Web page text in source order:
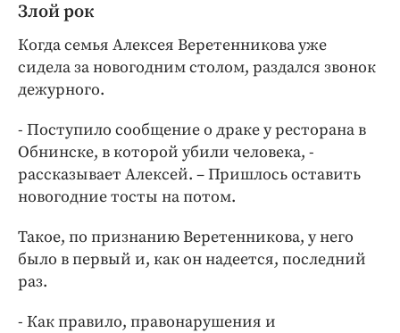
Злой рок
Когда семья Алексея Веретенникова уже
сидела за новогодним столом, раздался звонок
дежурного.
- Поступило сообщение о драке у ресторана в
Обнинске, в которой убили человека, -
рассказывает Алексей. – Пришлось оставить
новогодние тосты на потом.
Такое, по признанию Веретенникова, у него
было в первый и, как он надеется, последний
раз.
- Как правило, правонарушения и